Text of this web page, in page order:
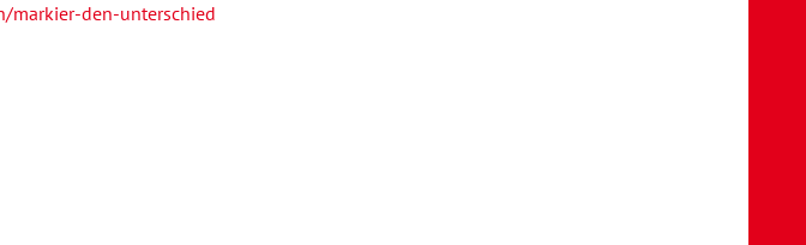
markier-den-unterschied